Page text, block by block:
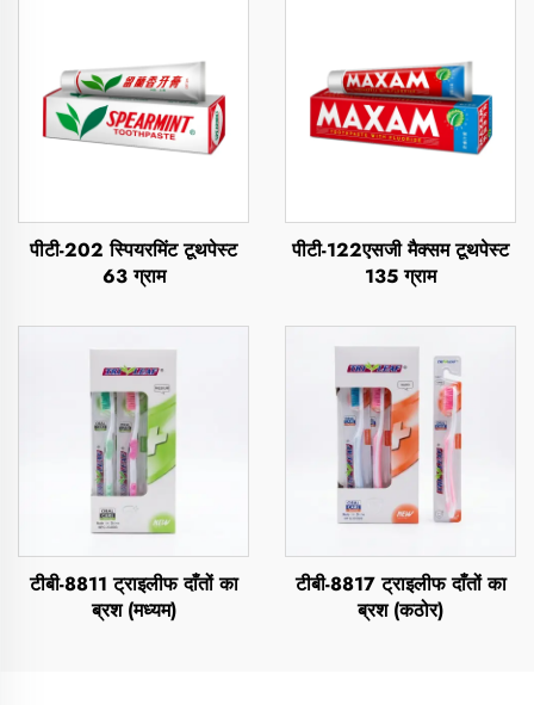
पीटी-202 स्पियरमिंट टूथपेस्ट
63 ग्राम
पीटी-122एसजी मैक्सम टूथपेस्ट
135 ग्राम
टीबी-8811 ट्राइलीफ दाँतों का
ब्रश (मध्यम)
टीबी-8817 ट्राइलीफ दाँतों का
ब्रश (कठोर)